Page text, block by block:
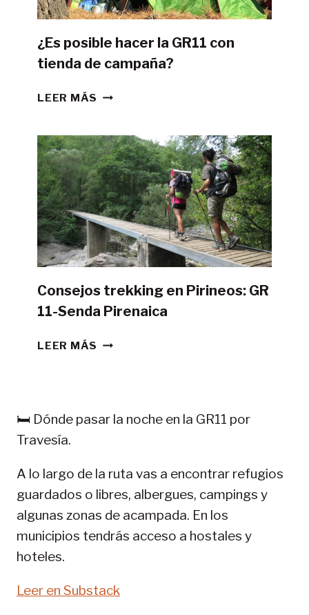
¿Es posible hacer la GR11 con
tienda de campaña?
LEER MÁS ¿ES
LA
GR11
CON
TIENDA
DE
CAMPAÑA?
Consejos trekking en Pirineos: GR
11-Senda Pirenaica
LEER MÁS CONSEJOS
11-
🛏️ Dónde pasar la noche en la GR11 por
Travesía.
A lo largo de la ruta vas a encontrar refugios
guardados o libres, albergues, campings y
algunas zonas de acampada. En los
municipios tendrás acceso a hostales y
hoteles.
Leer en Substack